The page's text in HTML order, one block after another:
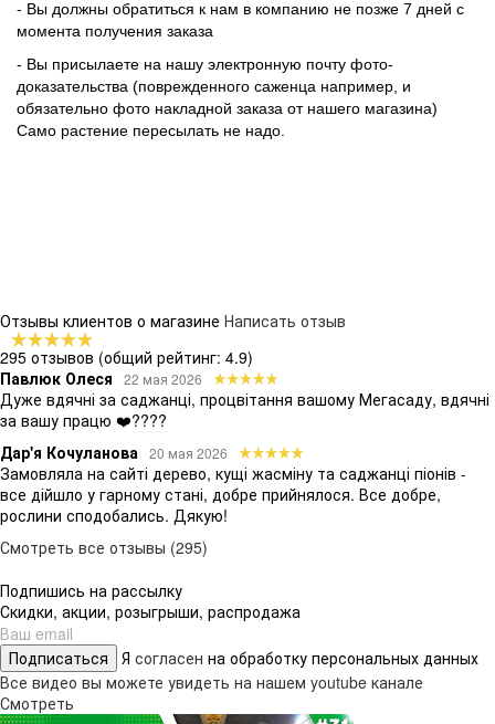
- Вы должны обратиться к нам в компанию не позже 7 дней с
момента получения заказа
- Вы присылаете на нашу электронную почту фото-
доказательства (поврежденного саженца например, и
обязательно фото накладной заказа от нашего магазина)
Само растение пересылать не надо.
Отзывы клиентов о магазине Написать отзыв
295 отзывов (общий рейтинг: 4.9)
Павлюк Олеся
22 мая 2026
Дуже вдячні за саджанці, процвітання вашому Мегасаду, вдячні
за вашу працю ❤️????
Дар'я Кочуланова 20 мая 2026
Замовляла на сайті дерево, кущі жасміну та саджанці піонів -
все дійшло у гарному стані, добре прийнялося. Все добре,
рослини сподобались. Дякую!
Смотреть все отзывы (295)
Подпишись на рассылку
Скидки, акции, розыгрыши, распродажа
Подписаться Я согласен на обработку персональных данных
Все видео вы можете увидеть на нашем youtube канале
Смотреть